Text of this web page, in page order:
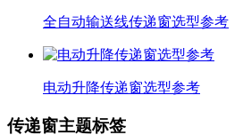
全自动输送线传递窗选型参考
电动升降传递窗选型参考
传递窗主题标签